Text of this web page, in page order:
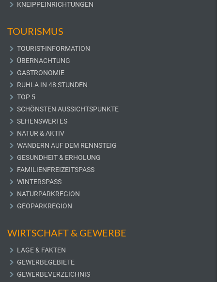
KNEIPPEINRICHTUNGEN
TOURISMUS
TOURIST-INFORMATION
ÜBERNACHTUNG
GASTRONOMIE
RUHLA IN 48 STUNDEN
TOP 5
SCHÖNSTEN AUSSICHTSPUNKTE
SEHENSWERTES
NATUR & AKTIV
WANDERN AUF DEM RENNSTEIG
GESUNDHEIT & ERHOLUNG
FAMILIENFREIZEITSPASS
WINTERSPASS
NATURPARKREGION
GEOPARKREGION
WIRTSCHAFT & GEWERBE
LAGE & FAKTEN
GEWERBEGEBIETE
GEWERBEVERZEICHNIS